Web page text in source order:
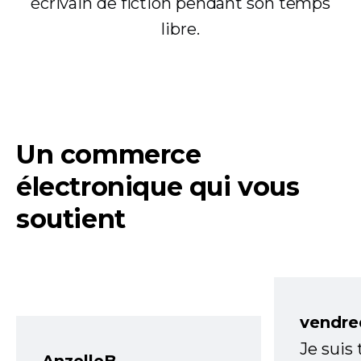
libre.
Un commerce
électronique qui vous
soutient
Je